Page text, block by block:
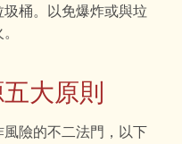
桶。以免爆炸或與垃
大原則
險的不二法門，以下